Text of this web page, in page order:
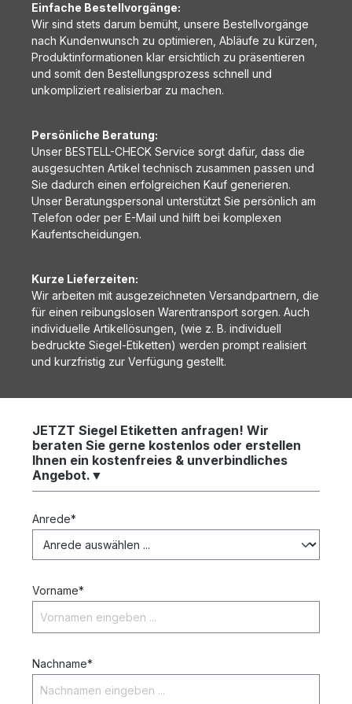
Einfache Bestellvorgänge:
Wir sind stets darum bemüht, unsere Bestellvorgänge
nach Kundenwunsch zu optimieren, Abläufe zu kürzen,
Produktinformationen klar ersichtlich zu präsentieren
und somit den Bestellungsprozess schnell und
unkompliziert realisierbar zu machen.
Persönliche Beratung:
Unser BESTELL-CHECK Service sorgt dafür, dass die
ausgesuchten Artikel technisch zusammen passen und
Sie dadurch einen erfolgreichen Kauf generieren.
Unser Beratungspersonal unterstützt Sie persönlich am
Telefon oder per E-Mail und hilft bei komplexen
Kaufentscheidungen.
Kurze Lieferzeiten:
Wir arbeiten mit ausgezeichneten Versandpartnern, die
für einen reibungslosen Warentransport sorgen. Auch
individuelle Artikellösungen, (wie z. B. individuell
bedruckte Siegel-Etiketten) werden prompt realisiert
und kurzfristig zur Verfügung gestellt.
JETZT Siegel Etiketten anfragen! Wir
beraten Sie gerne kostenlos oder erstellen
Ihnen ein kostenfreies & unverbindliches
Angebot.▼
Anrede*
Vorname*
Nachname*